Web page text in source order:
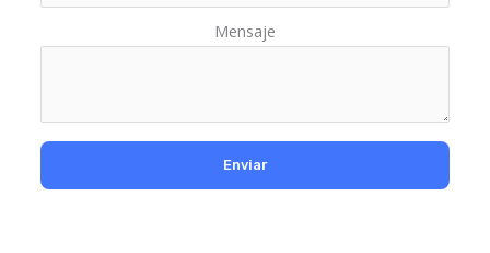
Mensaje